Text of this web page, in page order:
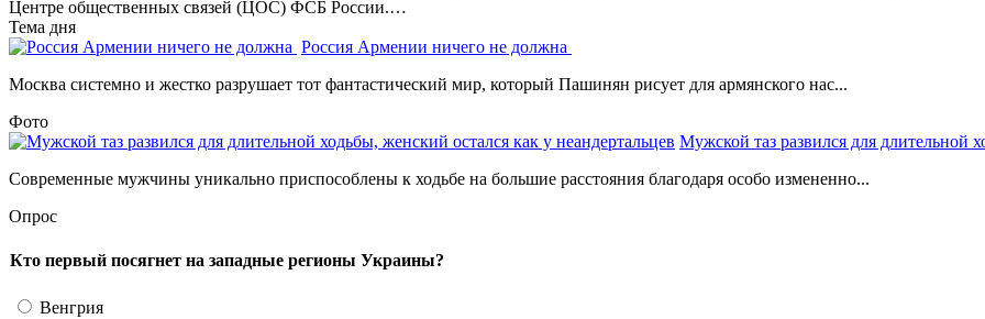
Центре общественных связей (ЦОС) ФСБ России.…
Тема дня
Россия Армении ничего не должна
Москва системно и жестко разрушает тот фантастический мир, который Пашинян рисует для армянского нас...
Фото
Мужской таз развился для длительной
Современные мужчины уникально приспособлены к ходьбе на большие расстояния благодаря особо измененно...
Опрос
Кто первый посягнет на западные регионы Украины?
Венгрия